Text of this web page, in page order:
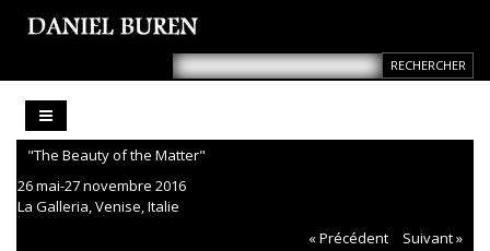
"The Beauty of the Matter"
26 mai-27 novembre 2016
La Galleria, Venise, Italie
« Précédent
Suivant »